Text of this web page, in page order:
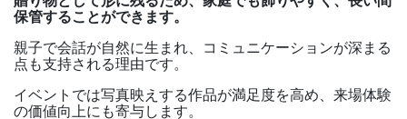
保管することができます。
親子で会話が自然に生まれ、コミュニケーションが深まる
点も支持される理由です。
イベントでは写真映えする作品が満足度を高め、来場体験
の価値向上にも寄与します。